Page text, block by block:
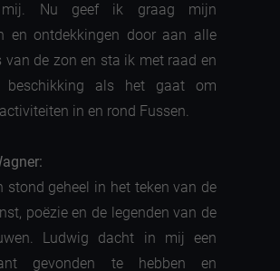
mij. Nu geef ik graag mijn
en ontdekkingen door aan alle
van de zon en sta ik met raad en
beschikking als het gaat om
in en rond Fussen.
stond geheel in het teken van de
poëzie en de legenden van de
Ludwig dacht in mij een
gevonden te hebben en